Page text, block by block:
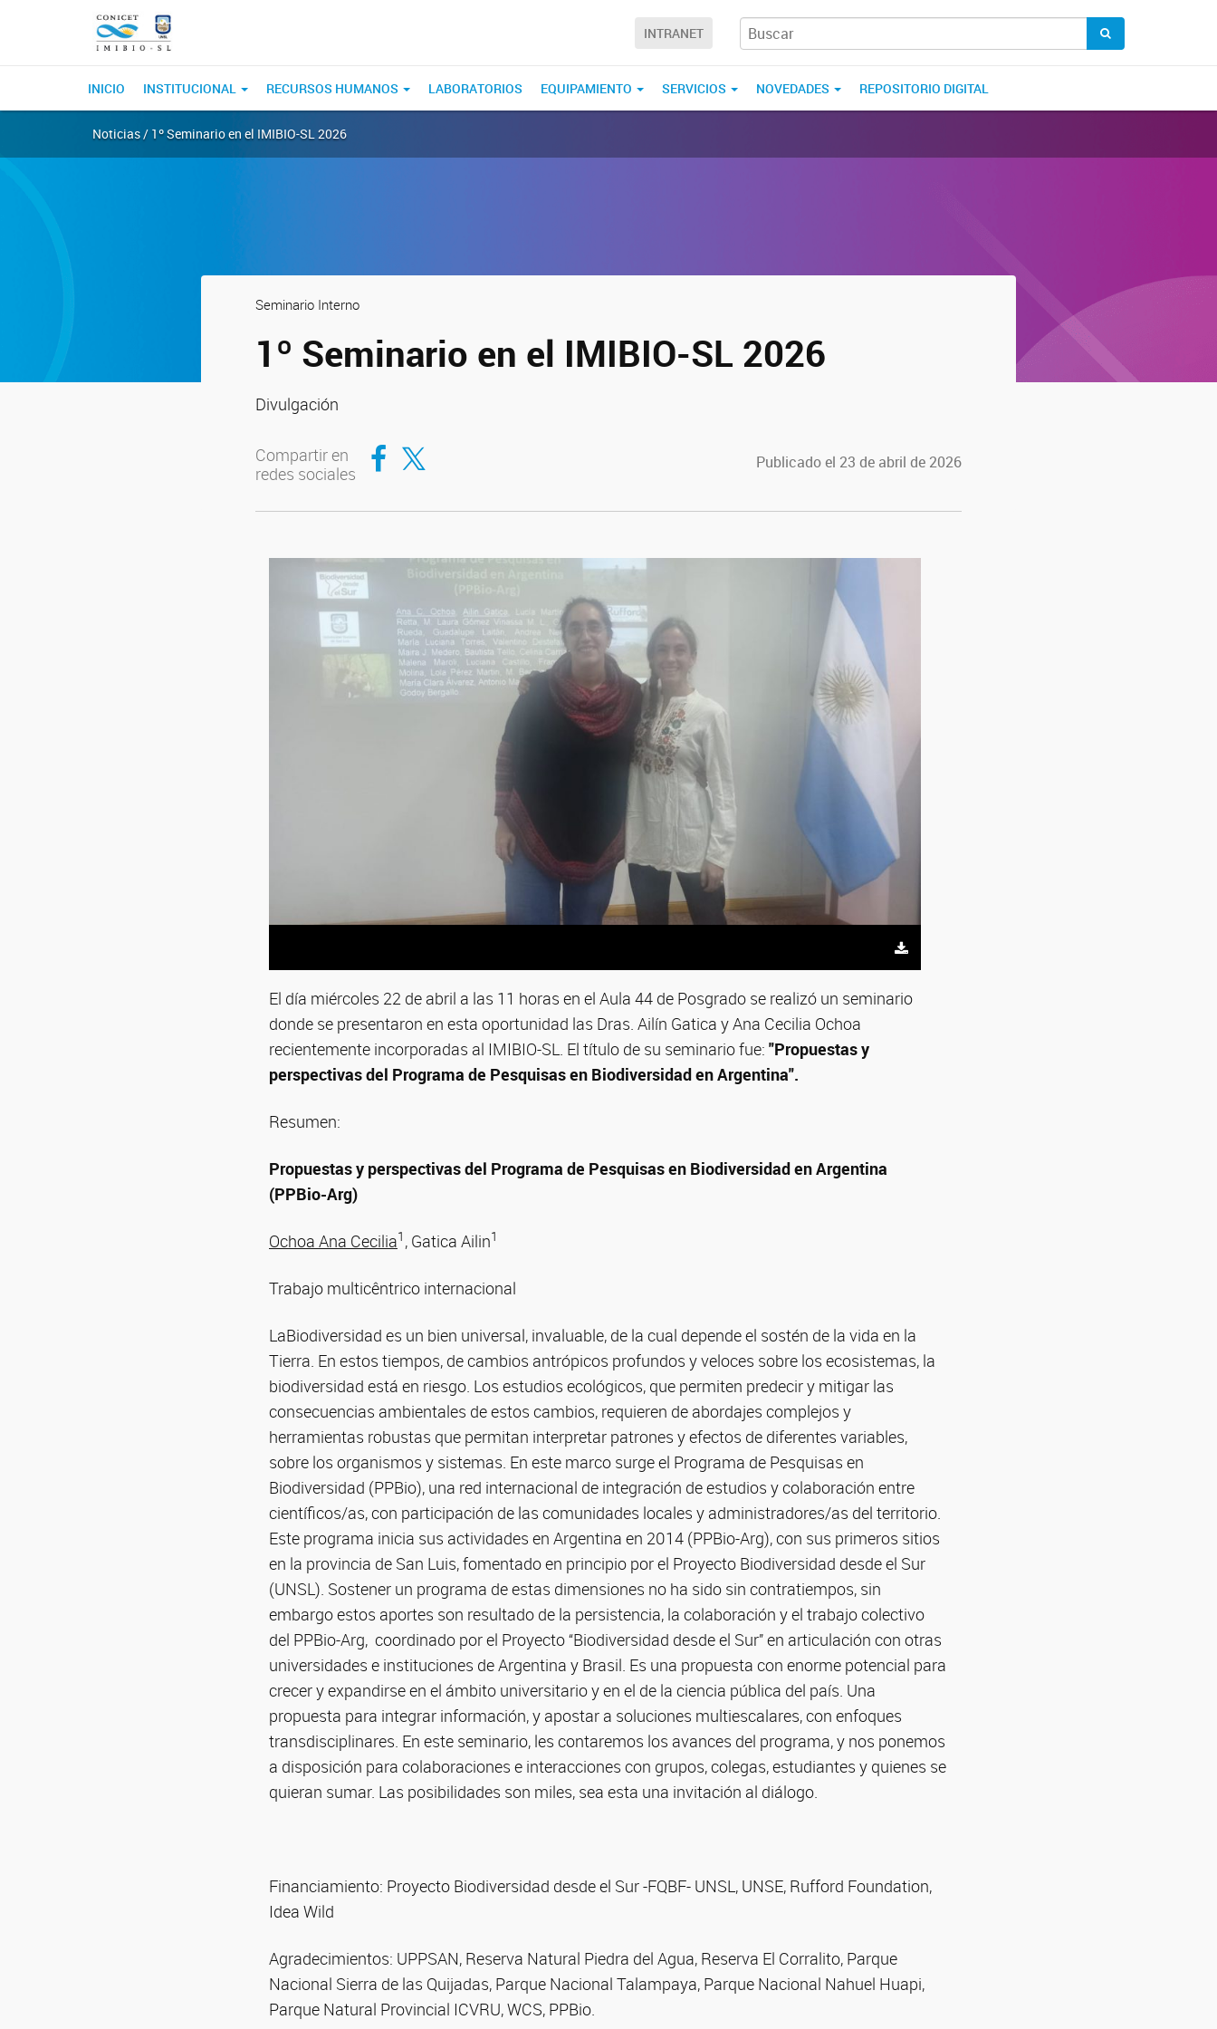
INTRANET
INICIO INSTITUCIONAL RECURSOS HUMANOS LABORATORIOS EQUIPAMIENTO SERVICIOS NOVEDADES REPOSITORIO DIGITAL
Noticias / 1º Seminario en el IMIBIO-SL 2026
Seminario Interno
1º Seminario en el IMIBIO-SL 2026
Divulgación
Compartir en
redes sociales
Compartir en Facebook
Compartir en Twitter Publicado el 23 de abril de 2026
El día miércoles 22 de abril a las 11 horas en el Aula 44 de Posgrado se realizó un seminario
donde se presentaron en esta oportunidad las Dras. Ailín Gatica y Ana Cecilia Ochoa
recientemente incorporadas al IMIBIO-SL. El título de su seminario fue: "Propuestas y
perspectivas del Programa de Pesquisas en Biodiversidad en Argentina".
Resumen:
Propuestas y perspectivas del Programa de Pesquisas en Biodiversidad en Argentina
(PPBio-Arg)
Ochoa Ana Cecilia1 , Gatica Ailin1
Trabajo multicêntrico internacional
LaBiodiversidad es un bien universal, invaluable, de la cual depende el sostén de la vida en la
Tierra. En estos tiempos, de cambios antrópicos profundos y veloces sobre los ecosistemas, la
biodiversidad está en riesgo. Los estudios ecológicos, que permiten predecir y mitigar las
consecuencias ambientales de estos cambios, requieren de abordajes complejos y
herramientas robustas que permitan interpretar patrones y efectos de diferentes variables,
sobre los organismos y sistemas. En este marco surge el Programa de Pesquisas en
Biodiversidad (PPBio), una red internacional de integración de estudios y colaboración entre
científicos/as, con participación de las comunidades locales y administradores/as del territorio.
Este programa inicia sus actividades en Argentina en 2014 (PPBio-Arg), con sus primeros sitios
en la provincia de San Luis, fomentado en principio por el Proyecto Biodiversidad desde el Sur
(UNSL). Sostener un programa de estas dimensiones no ha sido sin contratiempos, sin
embargo estos aportes son resultado de la persistencia, la colaboración y el trabajo colectivo
del PPBio-Arg, coordinado por el Proyecto ‘‘Biodiversidad desde el Sur’’ en articulación con otras
universidades e instituciones de Argentina y Brasil. Es una propuesta con enorme potencial para
crecer y expandirse en el ámbito universitario y en el de la ciencia pública del país. Una
propuesta para integrar información, y apostar a soluciones multiescalares, con enfoques
transdisciplinares. En este seminario, les contaremos los avances del programa, y nos ponemos
a disposición para colaboraciones e interacciones con grupos, colegas, estudiantes y quienes se
quieran sumar. Las posibilidades son miles, sea esta una invitación al diálogo.
Financiamiento: Proyecto Biodiversidad desde el Sur -FQBF- UNSL, UNSE, Rufford Foundation,
Idea Wild
Agradecimientos: UPPSAN, Reserva Natural Piedra del Agua, Reserva El Corralito, Parque
Nacional Sierra de las Quijadas, Parque Nacional Talampaya, Parque Nacional Nahuel Huapi,
Parque Natural Provincial ICVRU, WCS, PPBio.